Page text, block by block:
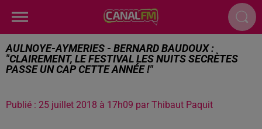
AULNOYE-AYMERIES - BERNARD BAUDOUX :
"CLAIREMENT, LE FESTIVAL LES NUITS SECRÈTES
PASSE UN CAP CETTE ANNÉE !"
Publié : 25 juillet 2018 à 17h09 par Thibaut Paquit